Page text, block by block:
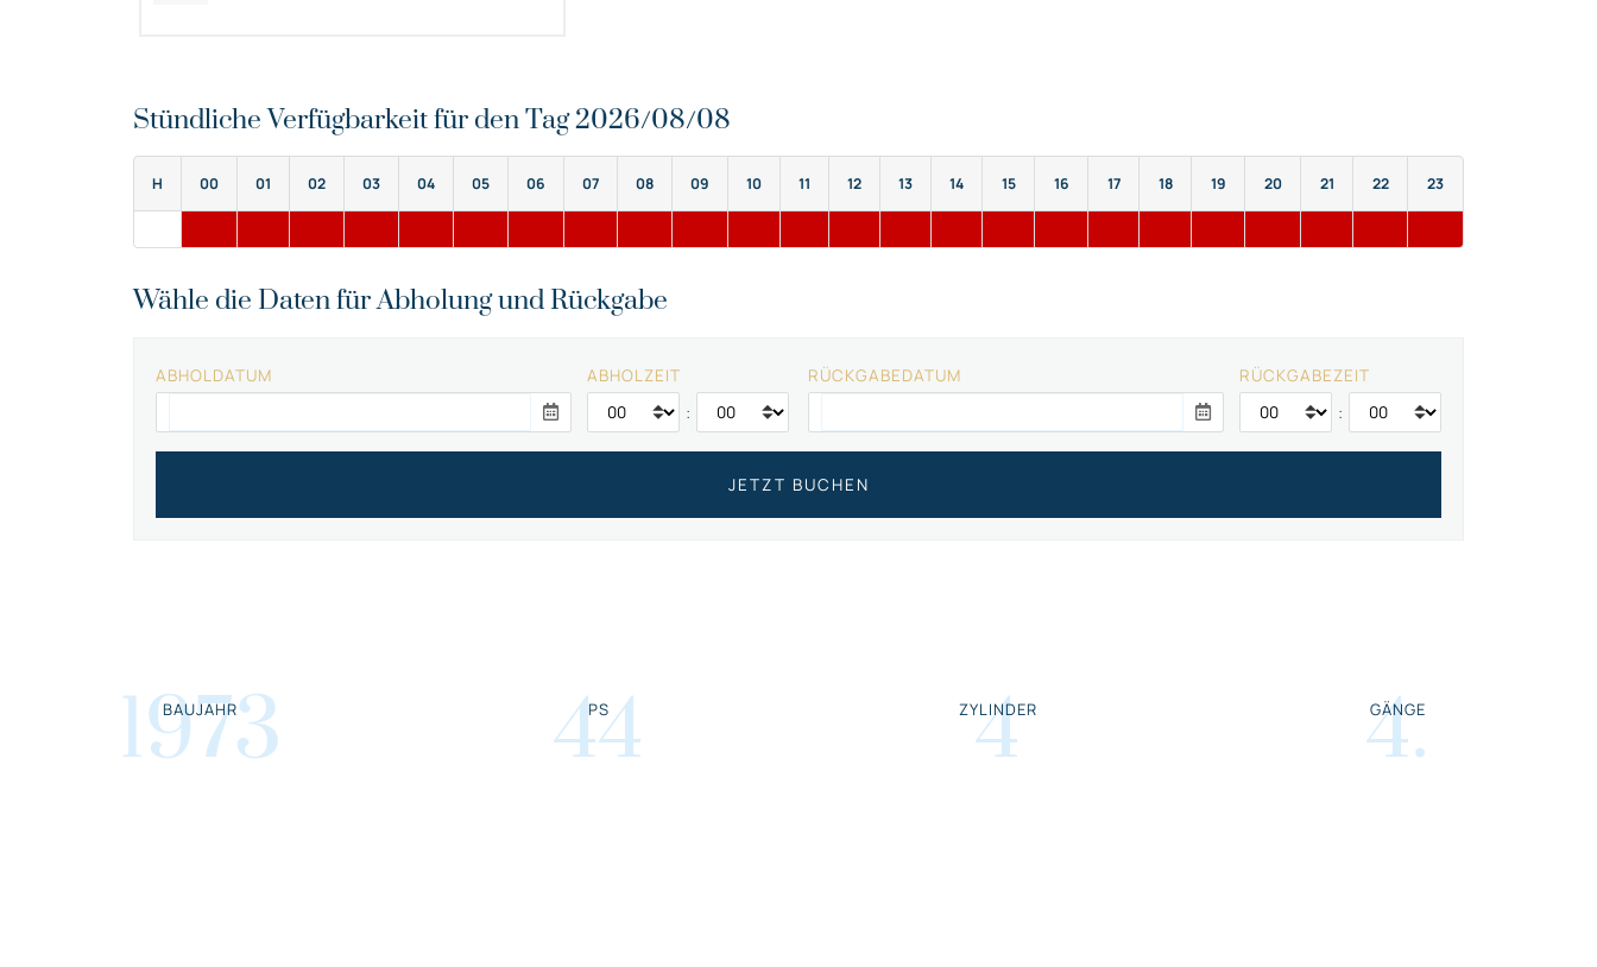
Stündliche Verfügbarkeit für den Tag 2026/08/08
H 00 01 02 03 04 05 06 07 08 09 10 11 12 13 14 15 16 17 18 19 20 21 22 23
Wähle die Daten für Abholung und Rückgabe
ABHOLDATUM ABHOLZEIT
:
RÜCKGABEDATUM RÜCKGABEZEIT
:
1973
BAUJAHR 44
PS 4
ZYLINDER 4.
GÄNGE